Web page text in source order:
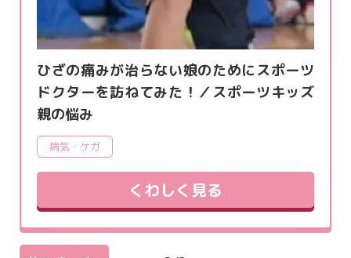
ひざの痛みが治らない娘のためにスポーツ
ドクターを訪ねてみた！／スポーツキッズ
親の悩み
病気・ケガ
くわしく見る